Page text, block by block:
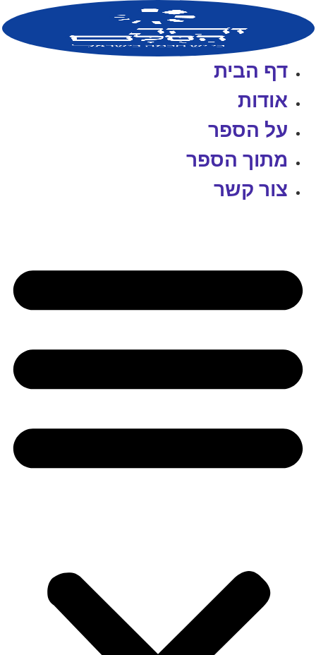
לתוכן
דף הבית
אודות
על הספר
מתוך הספר
צור קשר